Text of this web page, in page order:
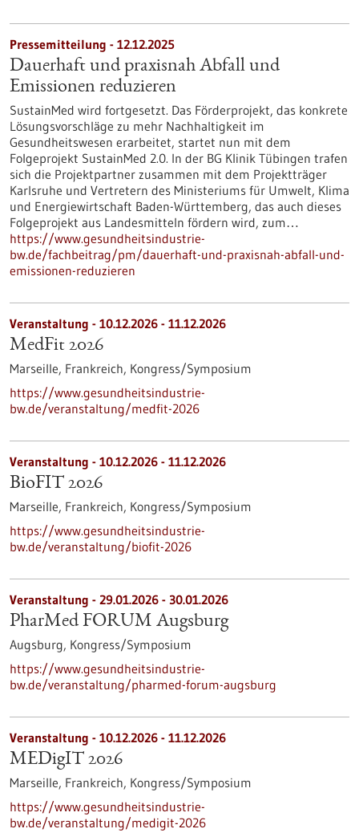
Pressemitteilung - 12.12.2025
Dauerhaft und praxisnah Abfall und
Emissionen reduzieren
SustainMed wird fortgesetzt. Das Förderprojekt, das konkrete
Lösungsvorschläge zu mehr Nachhaltigkeit im
Gesundheitswesen erarbeitet, startet nun mit dem
Folgeprojekt SustainMed 2.0. In der BG Klinik Tübingen trafen
sich die Projektpartner zusammen mit dem Projektträger
Karlsruhe und Vertretern des Ministeriums für Umwelt, Klima
und Energiewirtschaft Baden-Württemberg, das auch dieses
Folgeprojekt aus Landesmitteln fördern wird, zum…
https://www.gesundheitsindustrie-
bw.de/fachbeitrag/pm/dauerhaft-und-praxisnah-abfall-und-
emissionen-reduzieren
Veranstaltung - 10.12.2026 - 11.12.2026
MedFit 2026
Marseille, Frankreich, Kongress/Symposium
https://www.gesundheitsindustrie-
bw.de/veranstaltung/medfit-2026
Veranstaltung - 10.12.2026 - 11.12.2026
BioFIT 2026
Marseille, Frankreich, Kongress/Symposium
https://www.gesundheitsindustrie-
bw.de/veranstaltung/biofit-2026
Veranstaltung - 29.01.2026 - 30.01.2026
PharMed FORUM Augsburg
Augsburg, Kongress/Symposium
https://www.gesundheitsindustrie-
bw.de/veranstaltung/pharmed-forum-augsburg
Veranstaltung - 10.12.2026 - 11.12.2026
MEDigIT 2026
Marseille, Frankreich, Kongress/Symposium
https://www.gesundheitsindustrie-
bw.de/veranstaltung/medigit-2026